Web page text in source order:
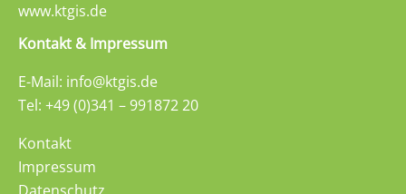
www.ktgis.de
Kontakt & Impressum
E-Mail: info@ktgis.de
Tel: +49 (0)341 – 991872 20
Kontakt
Impressum